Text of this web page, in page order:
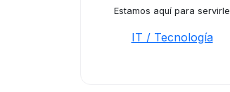
Estamos aquí para servirle
IT / Tecnología